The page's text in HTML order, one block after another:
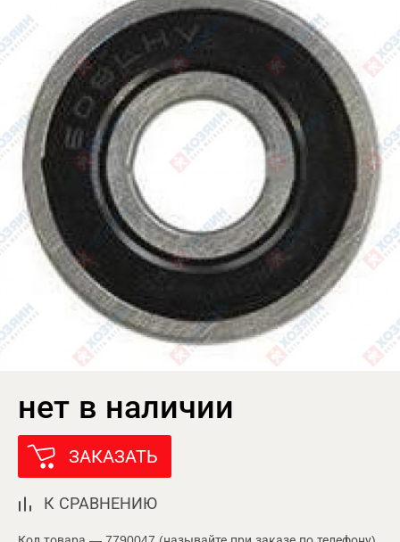
нет в наличии
ЗАКАЗАТЬ
К СРАВНЕНИЮ